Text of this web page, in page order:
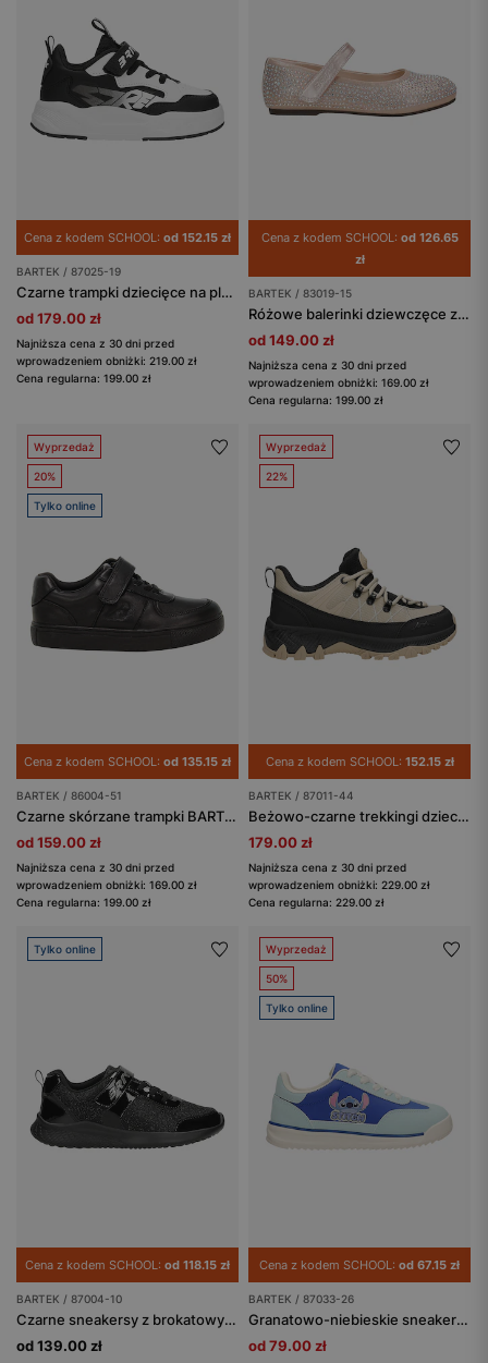
Cena z kodem SCHOOL: od 152.15 zł
BARTEK / 87025-19
Czarne trampki dziecięce na platformie BARTEK 87025-19
od 179.00 zł
Najniższa cena z 30 dni przed
wprowadzeniem obniżki: 219.00 zł
Cena regularna: 199.00 zł
Cena z kodem SCHOOL: od 126.65
zł
BARTEK / 83019-15
Różowe balerinki dziewczęce z kryształkami BARTEK 83019-15
od 149.00 zł
Najniższa cena z 30 dni przed
wprowadzeniem obniżki: 169.00 zł
Cena regularna: 199.00 zł
Wyprzedaż
20%
Tylko online
Cena z kodem SCHOOL: od 135.15 zł
BARTEK / 86004-51
Czarne skórzane trampki BARTEK 86004-51
od 159.00 zł
Najniższa cena z 30 dni przed
wprowadzeniem obniżki: 169.00 zł
Cena regularna: 199.00 zł
Wyprzedaż
22%
Cena z kodem SCHOOL: 152.15 zł
BARTEK / 87011-44
Beżowo-czarne trekkingi dziecięce z membraną Nano-Tex™ BARTEK 87011-44
179.00 zł
Najniższa cena z 30 dni przed
wprowadzeniem obniżki: 229.00 zł
Cena regularna: 229.00 zł
Tylko online
Cena z kodem SCHOOL: od 118.15 zł
BARTEK / 87004-10
Czarne sneakersy z brokatowym materiałem i lakierowanymi wstawkami BARTEK 87004-10
od 139.00 zł
Wyprzedaż
50%
Tylko online
Cena z kodem SCHOOL: od 67.15 zł
BARTEK / 87033-26
Granatowo-niebieskie sneakersy dziecięce Stitch BARTEK 87033-26
od 79.00 zł